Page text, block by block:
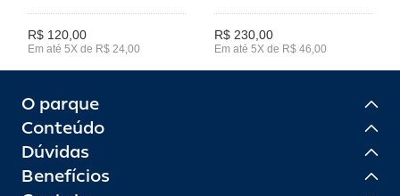
R$ 120,00
Em até 5X de R$ 24,00
R$ 230,00
Em até 5X de R$ 46,00
O parque
Conteúdo
Dúvidas
Benefícios